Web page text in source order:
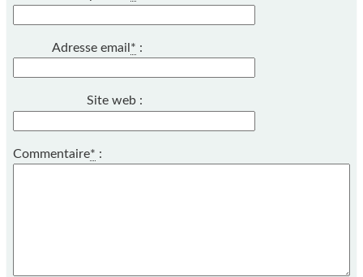
Adresse email * :
Site web :
Commentaire* :